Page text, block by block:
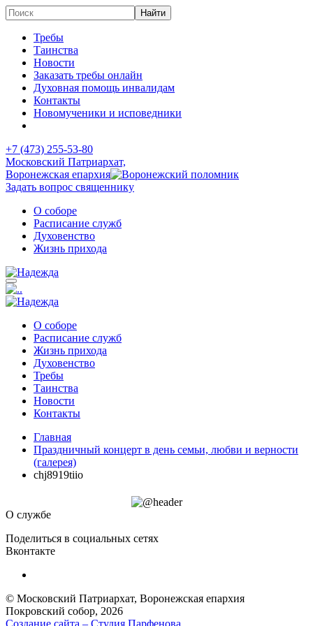
Требы
Таинства
Новости
Заказать требы онлайн
Духовная помощь инвалидам
Контакты
Новомученики и исповедники
+7 (473) 255-53-80
Московский Патриархат,
Воронежская епархия
Задать вопрос священнику
О соборе
Расписание служб
Духовенство
Жизнь прихода
О соборе
Расписание служб
Жизнь прихода
Духовенство
Требы
Таинства
Новости
Контакты
Главная
Праздничный концерт в день семьи, любви и верности
(галерея)
chj8919tiio
О службе
Поделиться в социальных сетях
Вконтакте
© Московский Патриархат, Воронежcкая епархия
Покровский собор, 2026